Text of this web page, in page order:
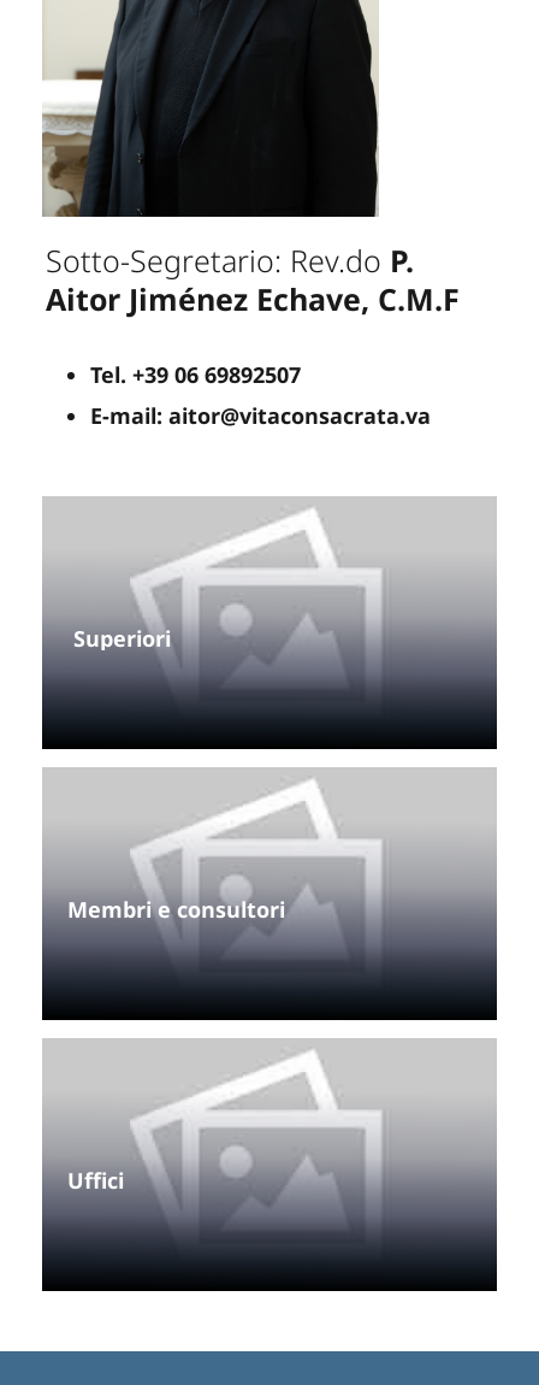
Sotto-Segretario: Rev.do P.
Aitor Jiménez Echave, C.M.F
Tel. +39 06 69892507
E-mail: aitor@vitaconsacrata.va
Superiori
Membri e consultori
Uffici